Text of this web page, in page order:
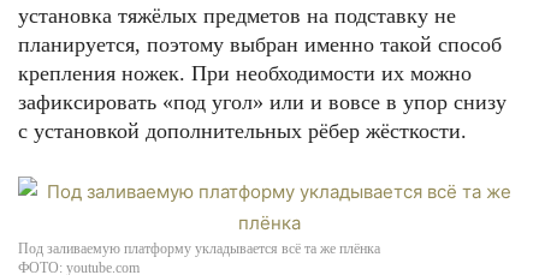
установка тяжёлых предметов на подставку не
планируется, поэтому выбран именно такой способ
крепления ножек. При необходимости их можно
зафиксировать «под угол» или и вовсе в упор снизу
с установкой дополнительных рёбер жёсткости.
Под заливаемую платформу укладывается всё та же плёнка
ФОТО: youtube.com